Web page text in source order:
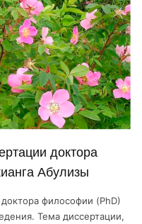
доктора
Абулизы
философии (PhD)
Тема диссертации,